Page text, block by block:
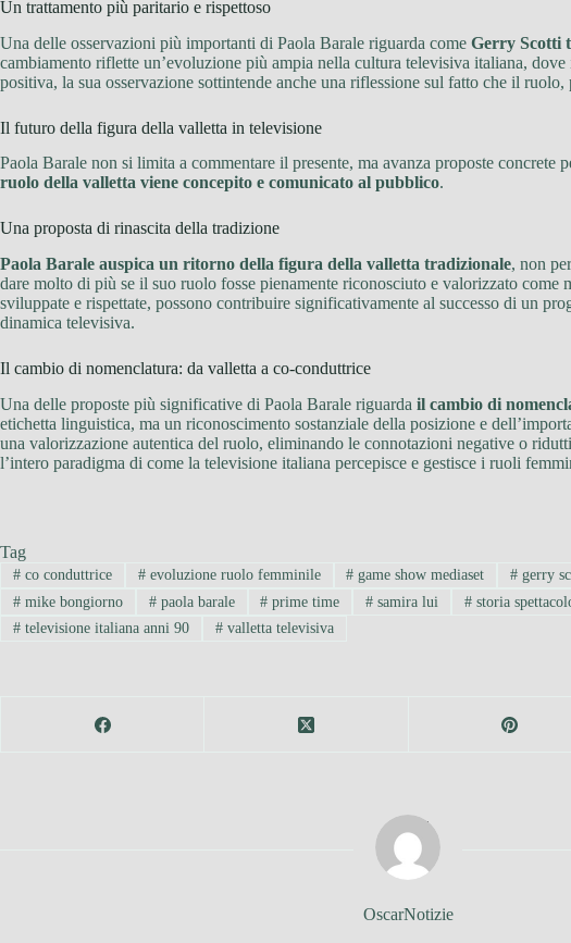
Un trattamento più paritario e rispettoso
Una delle osservazioni più importanti di Paola Barale riguarda come Gerry Scotti
cambiamento riflette un’evoluzione più ampia nella cultura televisiva italiana,
positiva, la sua osservazione sottintende anche una riflessione sul fatto che il
Il futuro della figura della valletta in televisione
Paola Barale non si limita a commentare il presente, ma avanza proposte
ruolo della valletta viene concepito e comunicato al pubblico.
Una proposta di rinascita della tradizione
Paola Barale auspica un ritorno della figura della valletta tradizionale, non
dare molto di più se il suo ruolo fosse pienamente riconosciuto e valorizzato
sviluppate e rispettate, possono contribuire significativamente al successo di un
dinamica televisiva.
Il cambio di nomenclatura: da valletta a co-conduttrice
Una delle proposte più significative di Paola Barale riguarda il cambio di
etichetta linguistica, ma un riconoscimento sostanziale della posizione e
una valorizzazione autentica del ruolo, eliminando le connotazioni negative o
l’intero paradigma di come la televisione italiana percepisce e gestisce i ruoli
Tag
#co conduttrice #evoluzione ruolo femminile # game show mediaset # gerry
#mike bongiorno #paola barale # prime time # samira lui # storia
#televisione italiana anni 90 #valletta televisiva
OscarNotizie